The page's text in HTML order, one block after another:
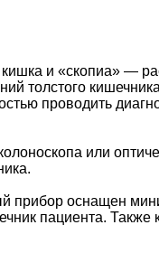
и «скопиа» —
толстого
проводить
или
прибор оснащен
пациента. Также